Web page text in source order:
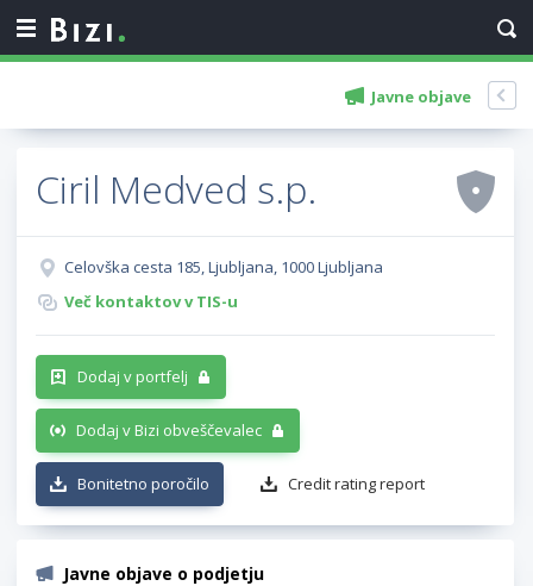
Javne objave
Ciril Medved s.p.
Celovška cesta 185, Ljubljana, 1000 Ljubljana
Več kontaktov v TIS-u
Dodaj v portfelj
Dodaj v Bizi obveščevalec
Bonitetno poročilo Credit rating report
Javne objave o podjetju